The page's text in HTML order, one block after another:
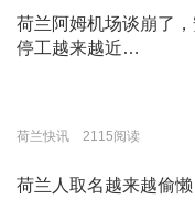
荷兰阿姆机场谈崩了
停工越来越近…
荷兰快讯 2115阅读
荷兰人取名越来越偷